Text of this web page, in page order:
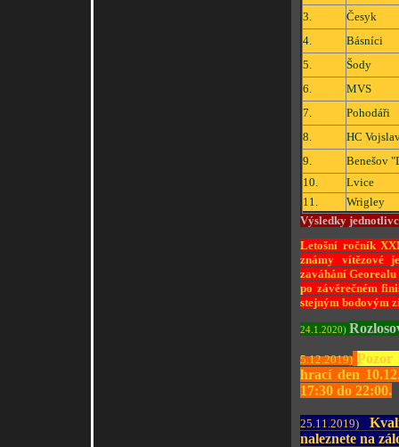
3.
Česyk
4.
Básníci
5.
Šody
6.
MVS
7.
Pohodáři
8.
HC
9.
Benešov
10.
Lvice
11.
Wrigley
Výsledky
Letošní ročník
známy vítězové
zaváhání
po závěrečném
stejným bodovým
24.1.2020)
5.12.2019) Pozor
hrací den
17:30 do 22:00.
25.11.2019)
naleznete na